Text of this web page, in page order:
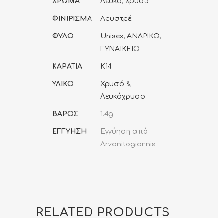
ΦΙΝΙΡΙΣΜΑ Λουστρέ
ΦΥΛΟ Unisex, ΑΝΔΡΙΚΟ,
ΓΥΝΑΙΚΕΙΟ
ΚΑΡΑΤΙΑ K14
ΥΛΙΚΟ
Χρυσό &
Λευκόχρυσο
ΒΑΡΟΣ 1.4g
ΕΓΓΥΗΣΗ
Εγγύηση από
Arvanitogiannis
RELATED PRODUCTS